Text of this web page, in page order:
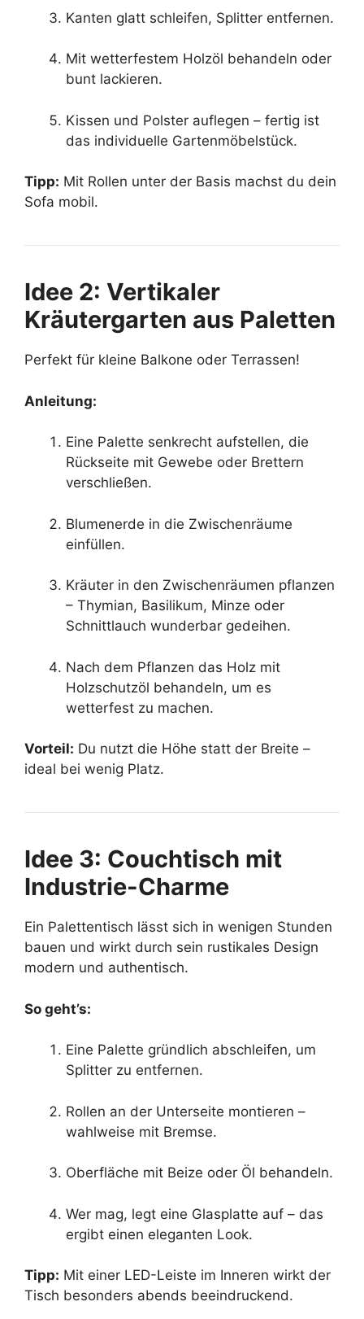
Kanten glatt schleifen, Splitter entfernen.
Mit wetterfestem Holzöl behandeln oder
bunt lackieren.
Kissen und Polster auflegen – fertig ist
das individuelle Gartenmöbelstück.
Tipp: Mit Rollen unter der Basis machst du dein
Sofa mobil.
Idee 2: Vertikaler
Kräutergarten aus Paletten
Perfekt für kleine Balkone oder Terrassen!
Anleitung:
Eine Palette senkrecht aufstellen, die
Rückseite mit Gewebe oder Brettern
verschließen.
Blumenerde in die Zwischenräume
einfüllen.
Kräuter in den Zwischenräumen pflanzen
– Thymian, Basilikum, Minze oder
Schnittlauch wunderbar gedeihen.
Nach dem Pflanzen das Holz mit
Holzschutzöl behandeln, um es
wetterfest zu machen.
Vorteil: Du nutzt die Höhe statt der Breite –
ideal bei wenig Platz.
Idee 3: Couchtisch mit
Industrie-Charme
Ein Palettentisch lässt sich in wenigen Stunden
bauen und wirkt durch sein rustikales Design
modern und authentisch.
So geht’s:
Eine Palette gründlich abschleifen, um
Splitter zu entfernen.
Rollen an der Unterseite montieren –
wahlweise mit Bremse.
Oberfläche mit Beize oder Öl behandeln.
Wer mag, legt eine Glasplatte auf – das
ergibt einen eleganten Look.
Tipp: Mit einer LED-Leiste im Inneren wirkt der
Tisch besonders abends beeindruckend.